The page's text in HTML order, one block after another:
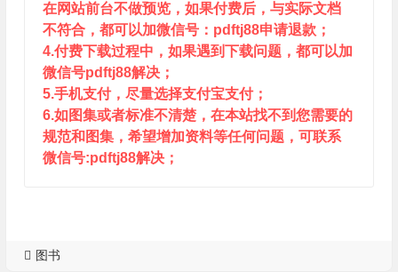
在网站前台不做预览，如果付费后，与实际文档
不符合，都可以加微信号：pdftj88申请退款；
4.付费下载过程中，如果遇到下载问题，都可以加
微信号pdftj88解决；
5.手机支付，尽量选择支付宝支付；
6.如图集或者标准不清楚，在本站找不到您需要的
规范和图集，希望增加资料等任何问题，可联系
微信号:pdftj88解决；
图书